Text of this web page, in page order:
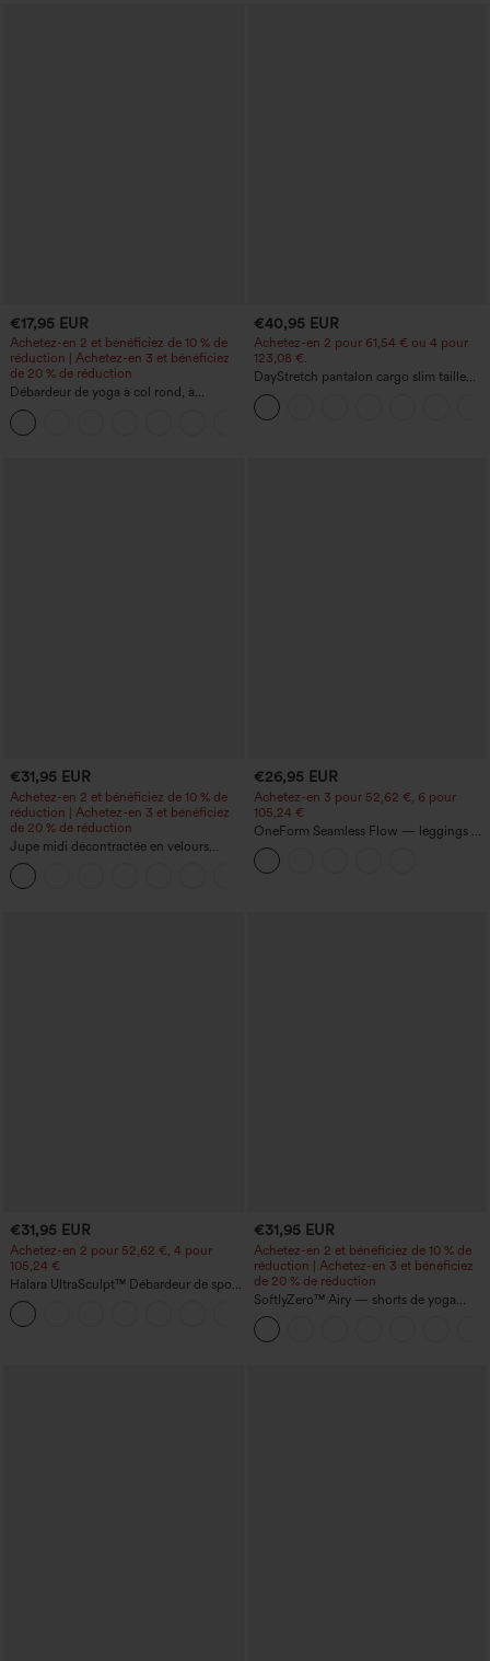
€17,95 EUR
Achetez-en 2 et bénéficiez de 10 % de
réduction | Achetez-en 3 et bénéficiez
de 20 % de réduction
Débardeur de yoga à col rond, à
fronces, effet rafraîchissant - UPF50+
€40,95 EUR
Achetez-en 2 pour 61,54 € ou 4 pour
123,08 €.
DayStretch pantalon cargo slim taille
haute, poches zippées, uni
€31,95 EUR
Achetez-en 2 et bénéficiez de 10 % de
réduction | Achetez-en 3 et bénéficiez
de 20 % de réduction
Jupe midi décontractée en velours
côtelé, taille mi-haute, poches avant
latérales à rabat
€26,95 EUR
Achetez-en 3 pour 52,62 €, 6 pour
105,24 €
OneForm Seamless Flow — leggings de
yoga sans coutures, taille mi-haute, effet
gainant pour le ventre et liftant pour les
fesses
€31,95 EUR
Achetez-en 2 pour 52,62 €, 4 pour
105,24 €
Halara UltraSculpt™ Débardeur de sport
à col rond et ourlet arrondi
€31,95 EUR
Achetez-en 2 et bénéficiez de 10 % de
réduction | Achetez-en 3 et bénéficiez
de 20 % de réduction
SoftlyZero™ Airy — shorts de yoga
super taille haute 2-en-1 InstantCool
avec poches